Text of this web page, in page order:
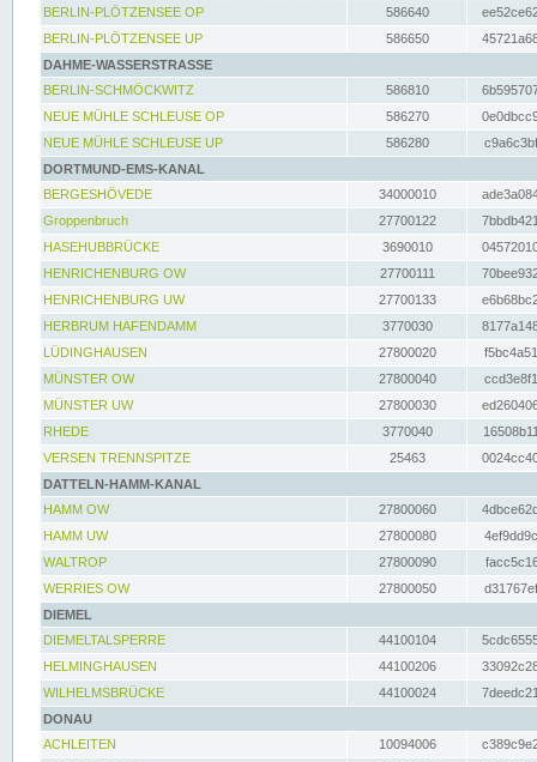
BERLIN-PLÖTZENSEE OP
586640
BERLIN-PLÖTZENSEE UP
586650
DAHME-WASSERSTRASSE
BERLIN-SCHMÖCKWITZ
586810
NEUE MÜHLE SCHLEUSE OP
586270
NEUE MÜHLE SCHLEUSE UP
586280
DORTMUND-EMS-KANAL
BERGESHÖVEDE
34000010
Groppenbruch
27700122
HASEHUBBRÜCKE
3690010
HENRICHENBURG OW
27700111
HENRICHENBURG UW
27700133
HERBRUM HAFENDAMM
3770030
LÜDINGHAUSEN
27800020
MÜNSTER OW
27800040
MÜNSTER UW
27800030
RHEDE
3770040
VERSEN TRENNSPITZE
25463
DATTELN-HAMM-KANAL
HAMM OW
27800060
HAMM UW
27800080
WALTROP
27800090
WERRIES OW
27800050
DIEMEL
DIEMELTALSPERRE
44100104
HELMINGHAUSEN
44100206
WILHELMSBRÜCKE
44100024
DONAU
ACHLEITEN
10094006